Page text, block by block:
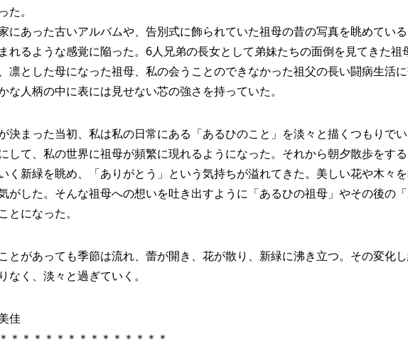
た。
にあった古いアルバムや、告別式に飾られていた祖母の昔の写真を眺めてい
れるような感覚に陥った。6人兄弟の長女として弟妹たちの面倒を見てきた
凛とした母になった祖母、私の会うことのできなかった祖父の長い闘病生活
な人柄の中に表には見せない芯の強さを持っていた。
決まった当初、私は私の日常にある「あるひのこと」を淡々と描くつもりで
して、私の世界に祖母が頻繁に現れるようになった。それから朝夕散歩をす
く新緑を眺め、「ありがとう」という気持ちが溢れてきた。美しい花や木々
がした。そんな祖母への想いを吐き出すように「あるひの祖母」やその後の
とになった。
とがあっても季節は流れ、蕾が開き、花が散り、新緑に沸き立つ。その変化
なく、淡々と過ぎていく。
佳
＊＊＊＊＊＊＊＊＊＊＊＊＊＊